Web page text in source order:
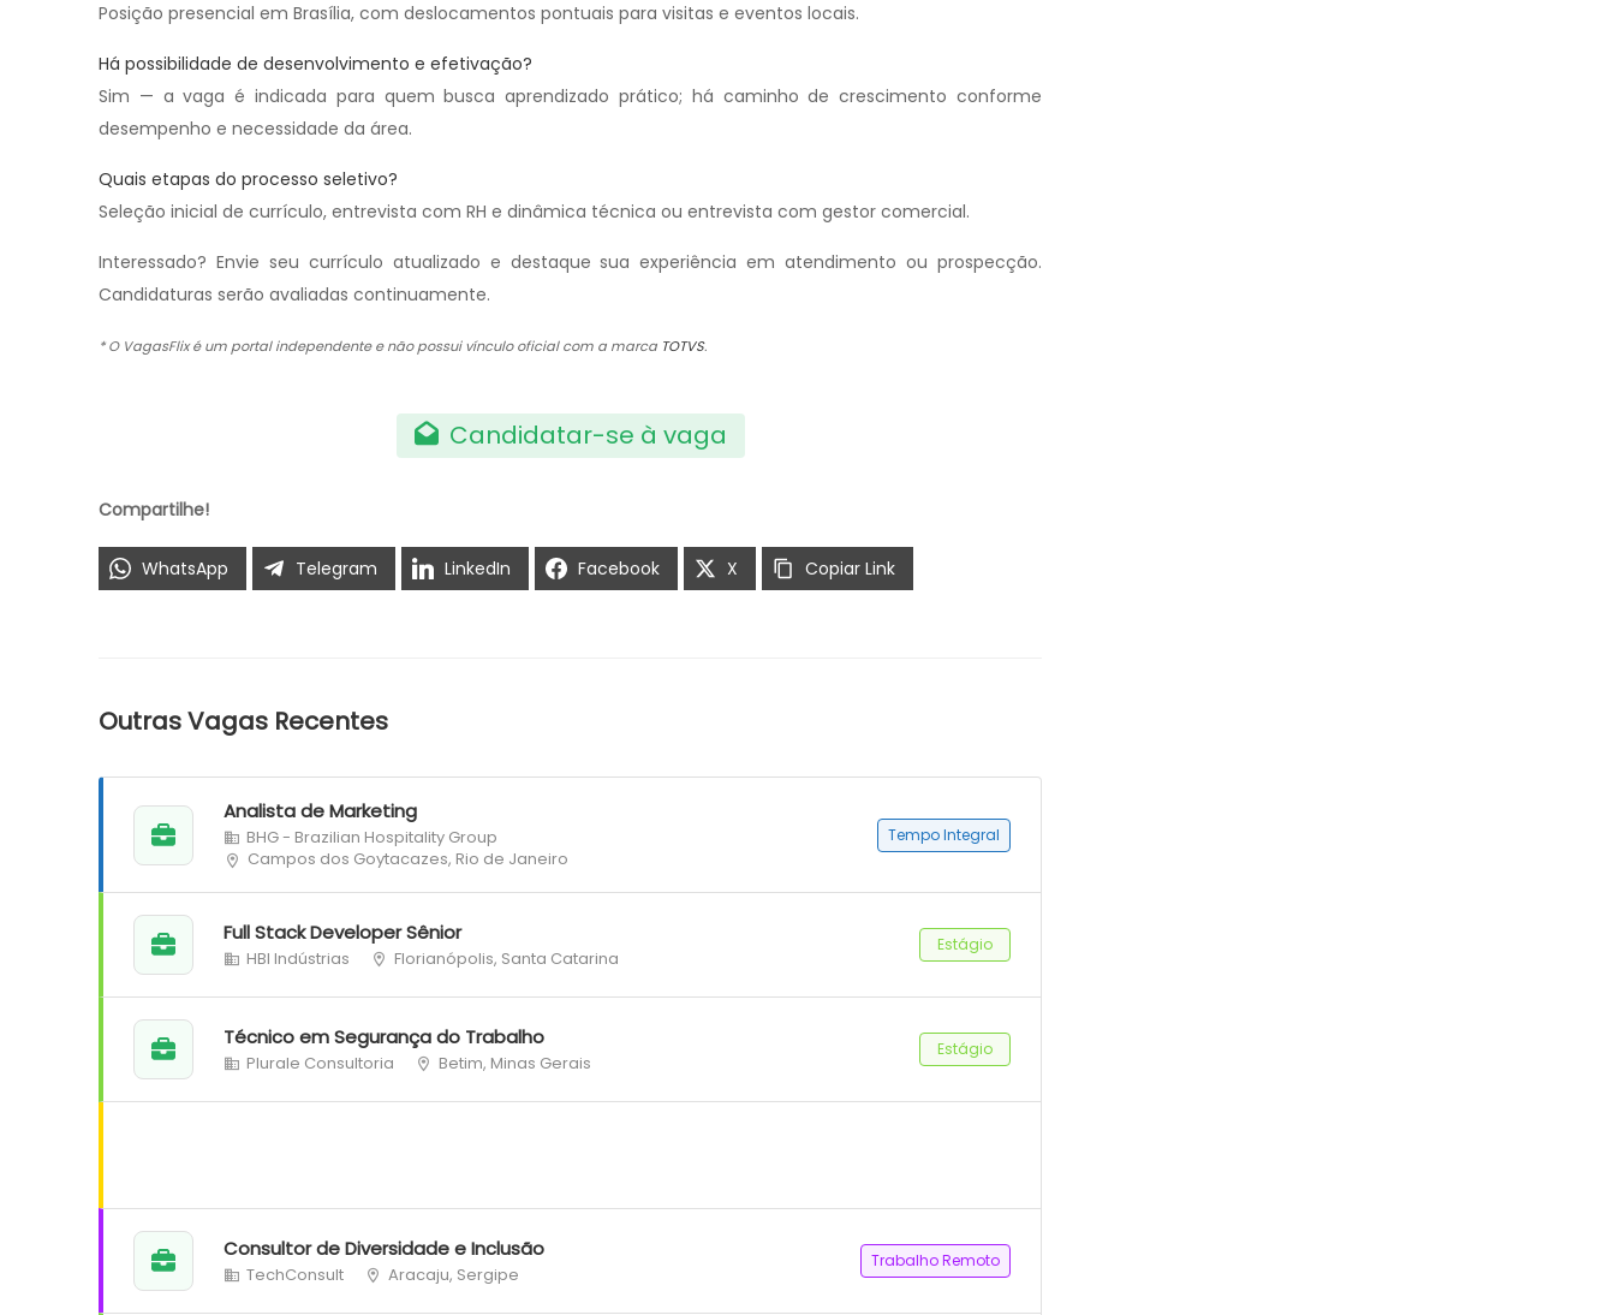
Posição presencial em Brasília, com deslocamentos pontuais para visitas e eventos locais.
Há possibilidade de desenvolvimento e efetivação?
Sim — a vaga é indicada para quem busca aprendizado prático; há caminho de crescimento conforme
desempenho e necessidade da área.
Quais etapas do processo seletivo?
Seleção inicial de currículo, entrevista com RH e dinâmica técnica ou entrevista com gestor comercial.
Interessado? Envie seu currículo atualizado e destaque sua experiência em atendimento ou prospecção.
Candidaturas serão avaliadas continuamente.
* O VagasFlix é um portal independente e não possui vínculo oficial com a marca TOTVS.
Candidatar-se à vaga
Compartilhe!
WhatsApp Telegram LinkedIn Facebook X Copiar Link
Outras Vagas Recentes
Analista de Marketing
BHG - Brazilian Hospitality Group
Campos dos Goytacazes, Rio de Janeiro
Tempo Integral
Full Stack Developer Sênior
HBI Indústrias Florianópolis, Santa Catarina
Estágio
Técnico em Segurança do Trabalho
Plurale Consultoria Betim, Minas Gerais
Estágio
Consultor de Diversidade e Inclusão
TechConsult Aracaju, Sergipe
Trabalho Remoto